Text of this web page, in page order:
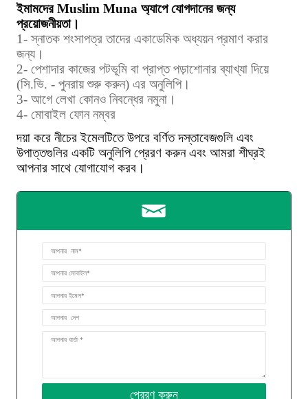
ইমামদের Muslim Muna অ্যাপে যোগদানের জন্য
প্রয়োজনীয়তা।
1- স্নাতক শংসাপত্র তাদের একাডেমিক অধ্যয়ন প্রমাণ করার
জন্য।
2- পেশাদার কাজের পটভূমি বা প্রাপ্ত পড়াশোনার ব্যাখ্যা দিয়ে
(সি.ভি. - পুনরায় শুরু করুন) এর অনুলিপি।
3- আগে লেখা কোনও নিবন্ধের নমুনা।
4- মোবাইল ফোন নম্বর
দয়া করে নীচের ইমেলটিতে উপরে বর্ণিত দস্তাবেজগুলি এবং
উপাত্তগুলির একটি অনুলিপি প্রেরণ করুন এবং আমরা শীঘ্রই
আপনার সাথে যোগাযোগ করব।